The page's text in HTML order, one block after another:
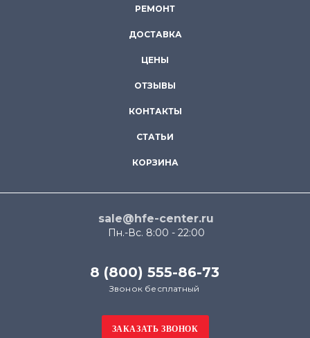
РЕМОНТ
ДОСТАВКА
ЦЕНЫ
ОТЗЫВЫ
КОНТАКТЫ
СТАТЬИ
КОРЗИНА
sale@hfe-center.ru
Пн.-Вс. 8:00 - 22:00
8 (800) 555-86-73
Звонок бесплатный